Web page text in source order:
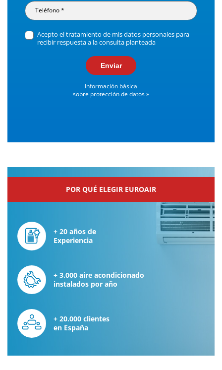
Acepto el tratamiento de mis datos personales para
recibir respuesta a la consulta planteada
Enviar
Información básica
sobre protección de datos »
POR QUÉ ELEGIR EUROAIR
+ 20 años de
Experiencia
+ 3.000 aire acondicionado
instalados por año
+ 20.000 clientes
en España